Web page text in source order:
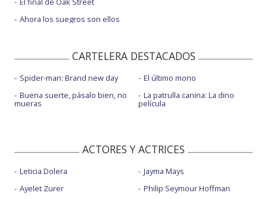
Ahora los suegros son ellos
CARTELERA DESTACADOS
Spider-man: Brand new day
Buena suerte, pásalo bien, no
mueras
El último mono
La patrulla canina: La dino
película
ACTORES Y ACTRICES
Leticia Dolera
Ayelet Zurer
Jayma Mays
Philip Seymour Hoffman